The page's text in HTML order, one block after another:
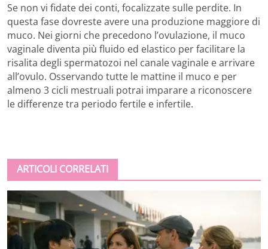
Se non vi fidate dei conti, focalizzate sulle perdite. In
questa fase dovreste avere una produzione maggiore di
muco. Nei giorni che precedono l’ovulazione, il muco
vaginale diventa più fluido ed elastico per facilitare la
risalita degli spermatozoi nel canale vaginale e arrivare
all’ovulo. Osservando tutte le mattine il muco e per
almeno 3 cicli mestruali potrai imparare a riconoscere
le differenze tra periodo fertile e infertile.
ARTICOLI CORRELATI